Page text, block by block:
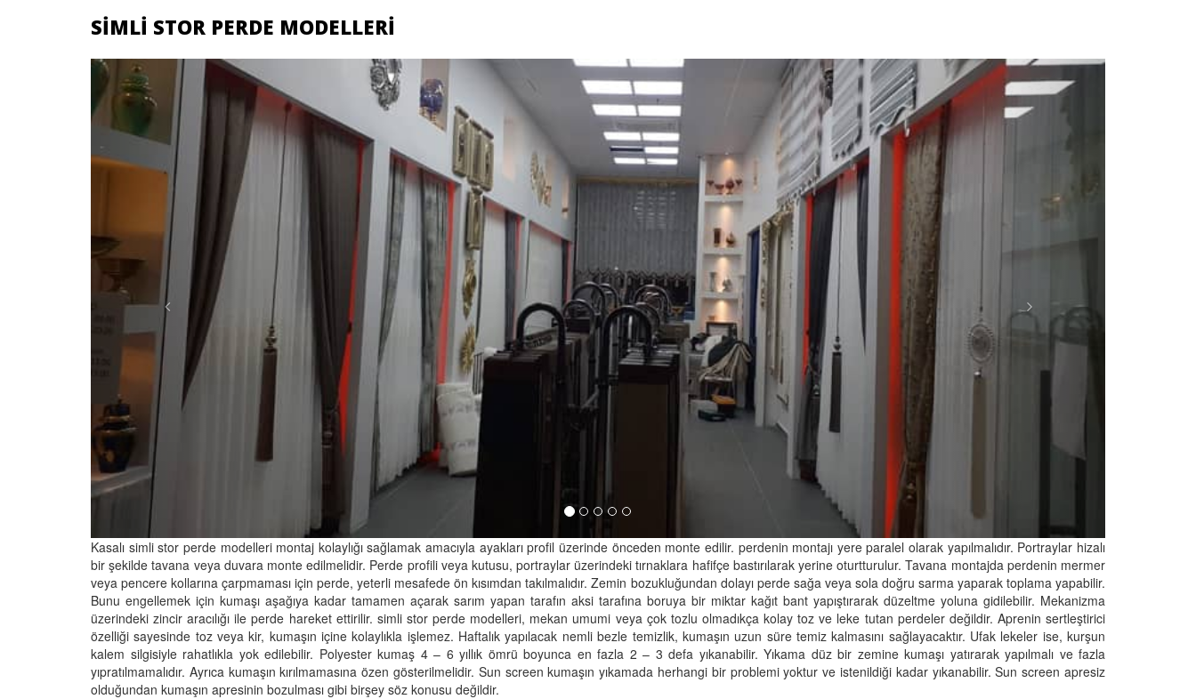
SIMLI STOR PERDE MODELLERI
Previous Next
Kasalı simli stor perde modelleri montaj kolaylığı sağlamak amacıyla ayakları profil üzerinde önceden monte edilir. perdenin montajı yere paralel olarak yapılmalıdır. Portraylar hizalı
bir şekilde tavana veya duvara monte edilmelidir. Perde profili veya kutusu, portraylar üzerindeki tırnaklara hafifçe bastırılarak yerine oturtturulur. Tavana montajda perdenin mermer
veya pencere kollarına çarpmaması için perde, yeterli mesafede ön kısımdan takılmalıdır. Zemin bozukluğundan dolayı perde sağa veya sola doğru sarma yaparak toplama yapabilir.
Bunu engellemek için kumaşı aşağıya kadar tamamen açarak sarım yapan tarafın aksi tarafına boruya bir miktar kağıt bant yapıştırarak düzeltme yoluna gidilebilir. Mekanizma
üzerindeki zincir aracılığı ile perde hareket ettirilir. simli stor perde modelleri, mekan umumi veya çok tozlu olmadıkça kolay toz ve leke tutan perdeler değildir. Aprenin sertleştirici
özelliği sayesinde toz veya kir, kumaşın içine kolaylıkla işlemez. Haftalık yapılacak nemli bezle temizlik, kumaşın uzun süre temiz kalmasını sağlayacaktır. Ufak lekeler ise, kurşun
kalem silgisiyle rahatlıkla yok edilebilir. Polyester kumaş 4 – 6 yıllık ömrü boyunca en fazla 2 – 3 defa yıkanabilir. Yıkama düz bir zemine kumaşı yatırarak yapılmalı ve fazla
yıpratılmamalıdır. Ayrıca kumaşın kırılmamasına özen gösterilmelidir. Sun screen kumaşın yıkamada herhangi bir problemi yoktur ve istenildiği kadar yıkanabilir. Sun screen apresiz
olduğundan kumaşın apresinin bozulması gibi birşey söz konusu değildir.